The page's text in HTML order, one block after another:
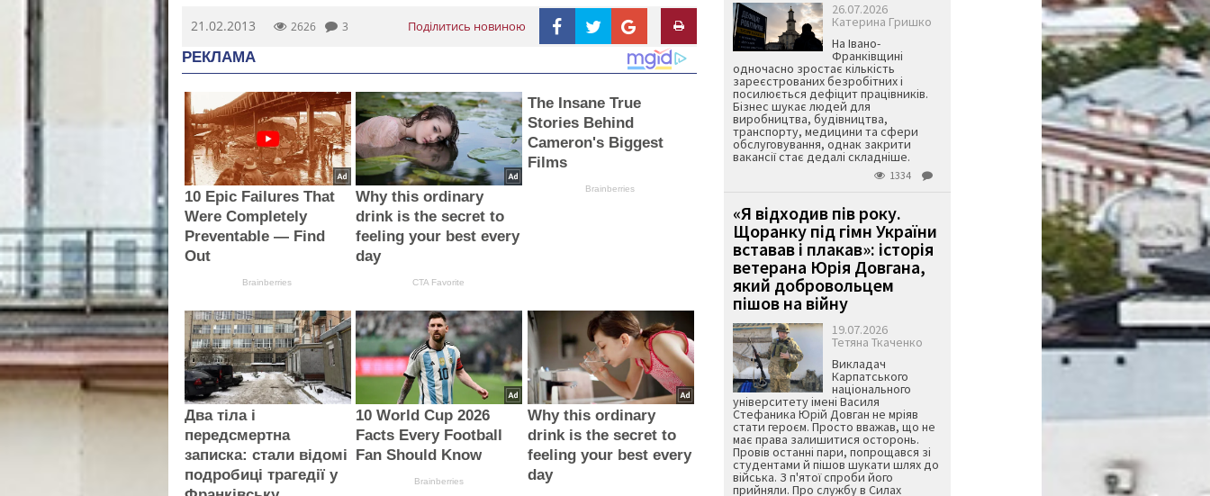
21.02.2013 2626 3 Поділитись новиною
РЕКЛАМА
10 Epic Failures That
Were Completely
Preventable — Find
Out
Brainberries
Why this ordinary
drink is the secret to
feeling your best every
day
CTA Favorite
The Insane True
Stories Behind
Cameron's Biggest
Films
Brainberries
Два тіла і
передсмертна
записка: стали відомі
подробиці трагедії у
10 World Cup 2026
Facts Every Football
Fan Should Know
Brainberries
Why this ordinary
drink is the secret to
feeling your best every
day
26.07.2026
Катерина Гришко
На Івано-
Франківщині
одночасно зростає кількість
зареєстрованих безробітних і
посилюється дефіцит працівників.
Бізнес шукає людей для
виробництва, будівництва,
транспорту, медицини та сфери
обслуговування, однак закрити
вакансії стає дедалі складніше.
1334
«Я відходив пів року.
Щоранку під гімн України
вставав і плакав»: історія
ветерана Юрія Довгана,
який добровольцем
пішов на війну
19.07.2026
Тетяна Ткаченко
Викладач
Карпатського
національного
університету імені Василя
Стефаника Юрій Довган не мріяв
стати героєм. Просто вважав, що не
має права залишитися осторонь.
Провів останні пари, попрощався зі
студентами й пішов шукати шлях до
війська. З п'ятої спроби його
прийняли. Про службу в Силах